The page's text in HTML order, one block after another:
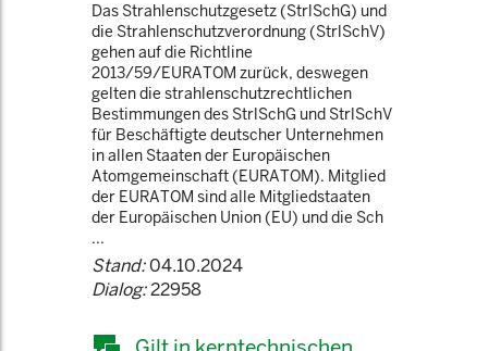
Das Strahlenschutzgesetz (StrlSchG) und
die Strahlenschutzverordnung (StrlSchV)
gehen auf die Richtline
2013/59/EURATOM zurück, deswegen
gelten die strahlenschutzrechtlichen
Bestimmungen des StrlSchG und StrlSchV
für Beschäftigte deutscher Unternehmen
in allen Staaten der Europäischen
Atomgemeinschaft (EURATOM). Mitglied
der EURATOM sind alle Mitgliedstaaten
der Europäischen Union (EU) und die Sch
...
Stand:04.10.2024
Dialog:22958